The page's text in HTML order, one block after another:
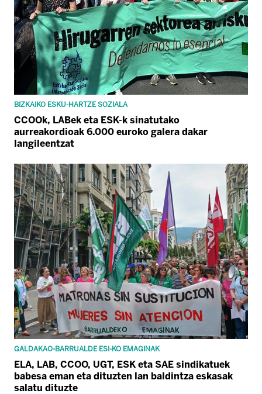
BIZKAIKO ESKU-HARTZE SOZIALA
CCOOk, LABek eta ESK-k sinatutako
aurreakordioak 6.000 euroko galera dakar
langileentzat
GALDAKAO-BARRUALDE ESI-KO EMAGINAK
ELA, LAB, CCOO, UGT, ESK eta SAE sindikatuek
babesa eman eta dituzten lan baldintza eskasak
salatu dituzte